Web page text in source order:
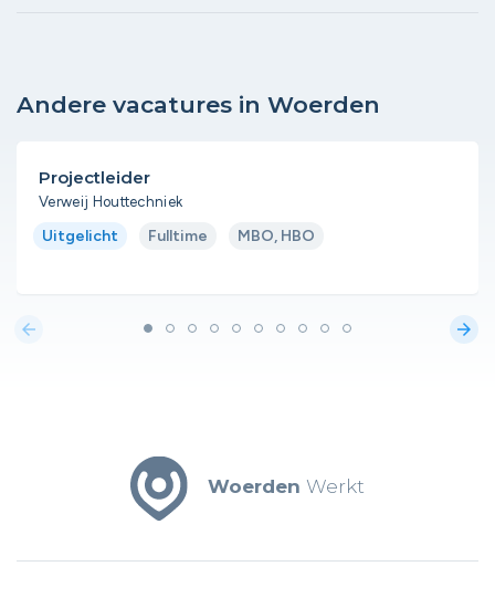
Andere vacatures in Woerden
Projectleider
Verweij Houttechniek
Uitgelicht Fulltime MBO, HBO
arrow_back arrow_forward
Woerden Werkt